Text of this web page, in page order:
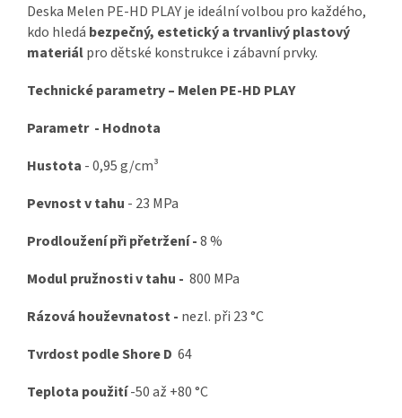
Deska Melen PE-HD PLAY je ideální volbou pro každého,
kdo hledá bezpečný, estetický a trvanlivý plastový
materiálpro dětské konstrukce i zábavní prvky.
Technické parametry – Melen PE-HD PLAY
Parametr - Hodnota
Hustota - 0,95 g/cm³
Pevnost v tahu - 23 MPa
Prodloužení při přetržení -8 %
Modul pružnosti v tahu - 800 MPa
Rázová houževnatost - nezl. při 23 °C
Tvrdost podle Shore D 64
Teplota použití-50 až +80 °C